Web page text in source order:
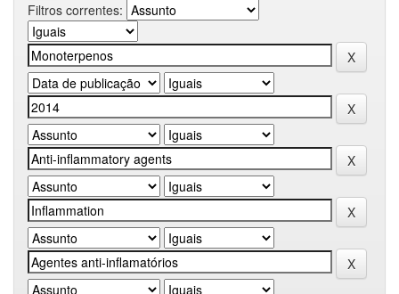
Filtros correntes: